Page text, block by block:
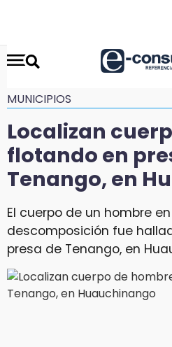
MUNICIPIOS
Localizan
flotando en
Tenango, en
El cuerpo de un hombre
descomposición fue
presa de Tenango, en